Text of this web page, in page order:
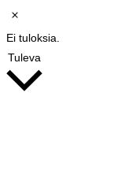
Ei tuloksia.
Tuleva
päivä.